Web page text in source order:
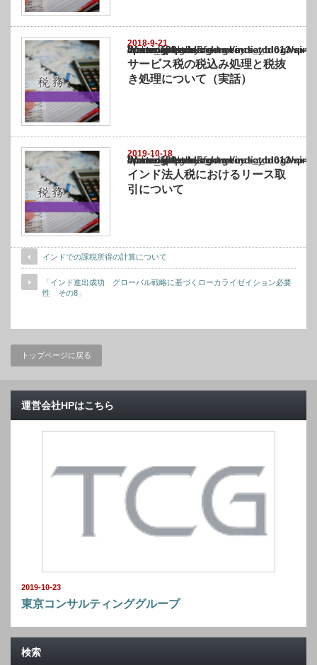
2018-9-21
Warning
: Undefined array key "show_category" in
/home/netst/kuno-cpa.co.jp/public_html/india_blog/wp-content/themes/
on line183
サービス税の税込み処理と税抜
き処理について（実話）
2019-10-18
Warning
: Undefined array key "show_category" in
/home/netst/kuno-cpa.co.jp/public_html/india_blog/wp-content/themes/
on line183
インド法人税におけるリース取
引について
インドでの課税所得の計算について
「インド進出成功 グローバル戦略に基づくローカライゼイション必要
性 その8」
トップページに戻る
運営会社HPはこちら
2019-10-23
東京コンサルティンググループ
検索